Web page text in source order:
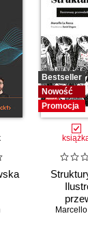
Bestseller
Nowość
Promocja